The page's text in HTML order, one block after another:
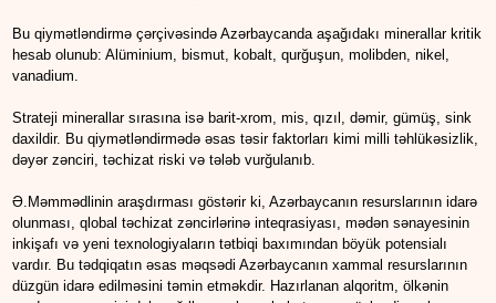
Bu qiymətləndirmə çərçivəsində Azərbaycanda aşağıdakı minerallar kritik
hesab olunub: Alüminium, bismut, kobalt, qurğuşun, molibden, nikel,
vanadium.
Strateji minerallar sırasına isə barit-xrom, mis, qızıl, dəmir, gümüş, sink
daxildir. Bu qiymətləndirmədə əsas təsir faktorları kimi milli təhlükəsizlik,
dəyər zənciri, təchizat riski və tələb vurğulanıb.
Ə.Məmmədlinin araşdırması göstərir ki, Azərbaycanın resurslarının idarə
olunması, qlobal təchizat zəncirlərinə inteqrasiyası, mədən sənayesinin
inkişafı və yeni texnologiyaların tətbiqi baxımından böyük potensialı
vardır. Bu tədqiqatın əsas məqsədi Azərbaycanın xammal resurslarının
düzgün idarə edilməsini təmin etməkdir. Hazırlanan alqoritm, ölkənin